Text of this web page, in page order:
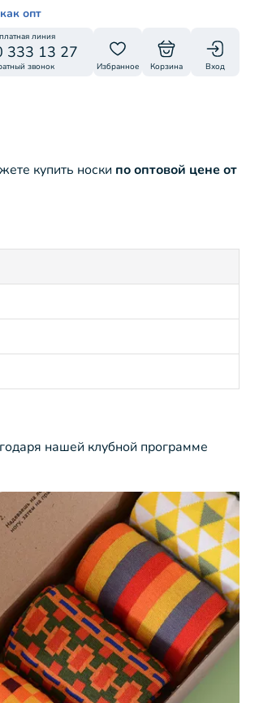
опт
линия
333 13 27
звонок Избранное Корзина Вход
купить носки по оптовой цене от
нашей клубной программе